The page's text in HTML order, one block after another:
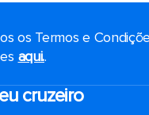
os Termos e
aqui..
cruzeiro